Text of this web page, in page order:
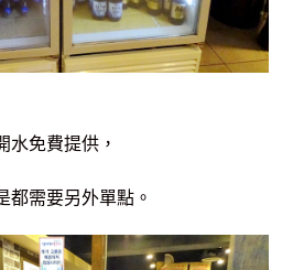
水免費提供，
都需要另外單點。